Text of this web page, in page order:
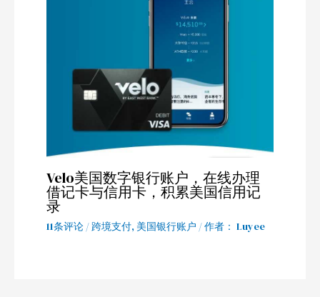
Velo美国数字银行账户，在线办理
借记卡与信用卡，积累美国信用记
录
11条评论 /跨境支付, 美国银行账户 / 作者： Luyee